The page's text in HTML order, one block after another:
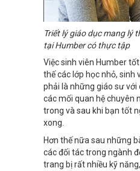
Triết lý giáo dục mang lý
tại Humber có thực tập
Việc sinh viên Humber
thế các lớp học nhỏ, sinh
phải là những giáo sư
các mối quan hệ chuyên
trong và sau khi bạn tốt
xong.
Hơn thế nữa sau những
các đối tác trong ngành
trang bị rất nhiều kỹ